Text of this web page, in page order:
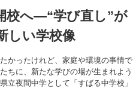
校へ―“学び直し”が
しい学校像
かったけれど、家庭や環境の事情で
に、新たな学びの場が生まれよう
立夜間中学として「すばる中学校」